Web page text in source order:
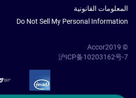
المعلومات القانونية
Do Not Sell My Personal Information
© Accor2019
沪ICP备10203162号-7